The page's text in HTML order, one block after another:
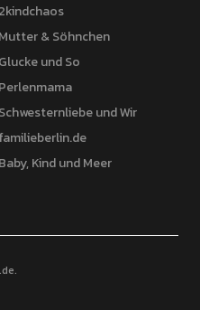
2kindchaos
Mutter & Söhnchen
Glucke und So
Perlenmama
Schwesternliebe und Wir
familieberlin.de
Baby, Kind und Meer